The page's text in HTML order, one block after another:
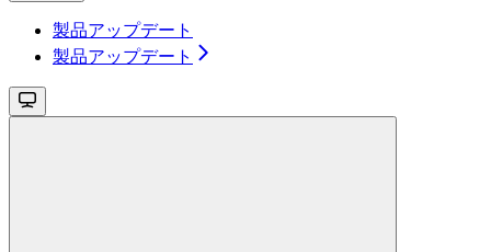
製品アップデート
製品アップデート